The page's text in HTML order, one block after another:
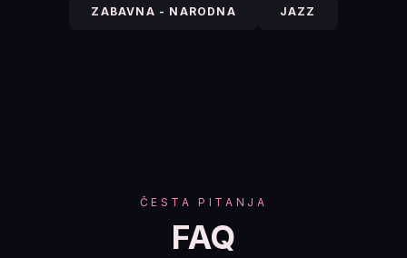
ZABAVNA - NARODNA JAZZ
ČESTA PITANJA
FAQ